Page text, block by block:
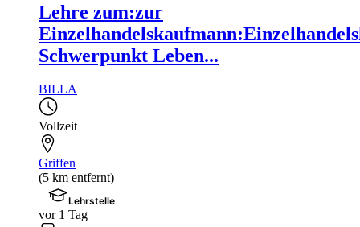
Lehre zum:zur
Schwerpunkt Leben...
BILLA
Vollzeit
Griffen
(5 km entfernt)
Lehrstelle
vor 1 Tag